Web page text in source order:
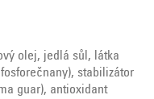
olej, jedlá sůl, látka
stabilizátor
guar), antioxidant